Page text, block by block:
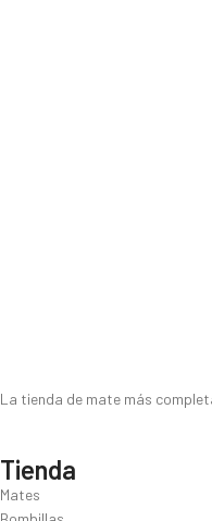
La tienda de mate más
Tienda
Mates